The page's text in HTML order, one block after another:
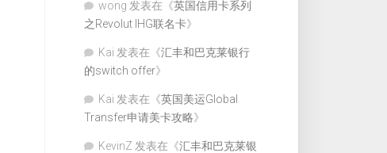
wong 发表在《英国信用卡系列
之Revolut IHG联名卡》
Kai 发表在《汇丰和巴克莱银行
的switch offer》
Kai 发表在《英国美运Global
Transfer申请美卡攻略》
KevinZ 发表在《汇丰和巴克莱银